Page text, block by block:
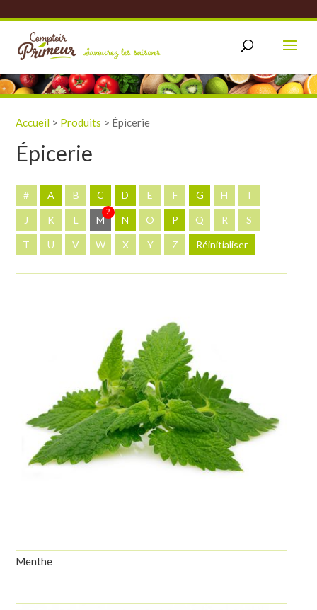
Accueil > Produits > Épicerie
Épicerie
# A B C D E F G H I
J K L M
2
N O P Q R S
T U V W X Y Z Réinitialiser
Menthe